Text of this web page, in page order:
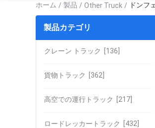
ホーム / 製品 / Other Truck / ドンフ
製品カテゴリ
クレーン トラック [136]
貨物トラック [362]
高空での運行トラック [217]
ロードレッカートラック [432]